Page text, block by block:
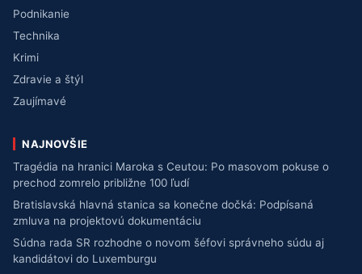
Podnikanie
Technika
Krimi
Zdravie a štýl
Zaujímavé
NAJNOVŠIE
Tragédia na hranici Maroka s Ceutou: Po masovom pokuse o
prechod zomrelo približne 100 ľudí
Bratislavská hlavná stanica sa konečne dočká: Podpísaná
zmluva na projektovú dokumentáciu
Súdna rada SR rozhodne o novom šéfovi správneho súdu aj
kandidátovi do Luxemburgu